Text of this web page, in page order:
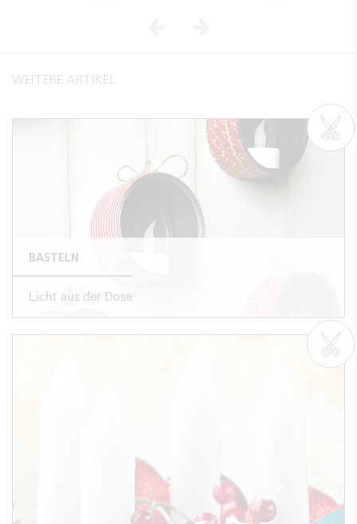
WEITERE ARTIKEL
BASTELN
Licht aus der Dose